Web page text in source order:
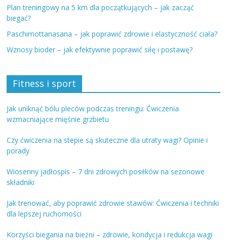
Plan treningowy na 5 km dla początkujących – jak zacząć
biegać?
Paschimottanasana – jak poprawić zdrowie i elastyczność ciała?
Wznosy bioder – jak efektywnie poprawić siłę i postawę?
Fitness i sport
Jak uniknąć bólu pleców podczas treningu: Ćwiczenia
wzmacniające mięśnie grzbietu
Czy ćwiczenia na stepie są skuteczne dla utraty wagi? Opinie i
porady
Wiosenny jadłospis – 7 dni zdrowych posiłków na sezonowe
składniki
Jak trenować, aby poprawić zdrowie stawów: Ćwiczenia i techniki
dla lepszej ruchomości
Korzyści biegania na bieżni – zdrowie, kondycja i redukcja wagi